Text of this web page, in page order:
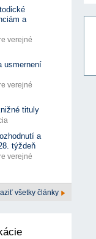
a
verejné
usmernení
verejné
tituly
a
týždeň
verejné
všetky články